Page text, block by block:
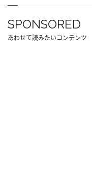
SPONSORED
あわせて読みたいコンテンツ